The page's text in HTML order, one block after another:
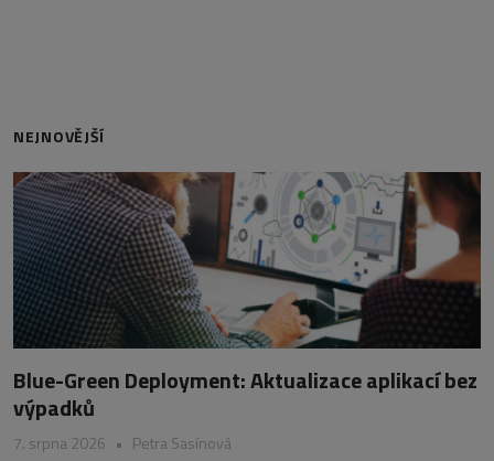
NEJNOVĚJŠÍ
Blue-Green Deployment: Aktualizace aplikací bez
výpadků
7. srpna 2026 • Petra Sasínová